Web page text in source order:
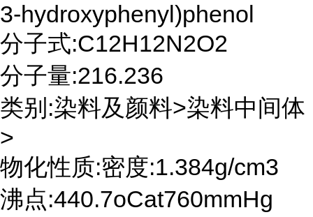
3-hydroxyphenyl)phenol
分子式:C12H12N2O2
分子量:216.236
类别:染料及颜料>染料中间体
>
物化性质:密度:1.384g/cm3
沸点:440.7oCat760mmHg